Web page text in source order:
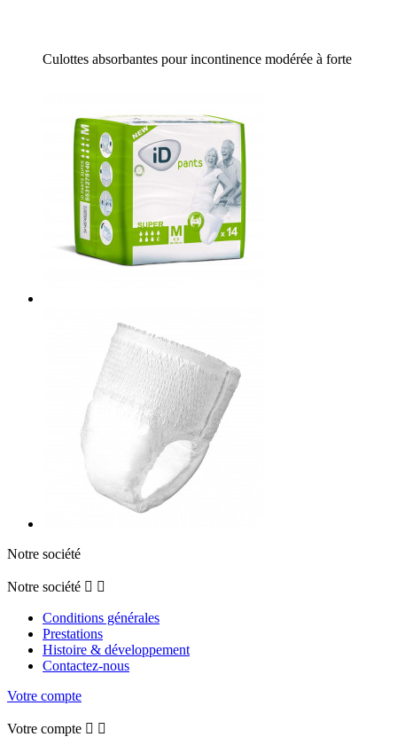
Culottes absorbantes pour incontinence modérée à forte
Notre société
Notre société  
Conditions générales
Prestations
Histoire & développement
Contactez-nous
Votre compte
Votre compte  